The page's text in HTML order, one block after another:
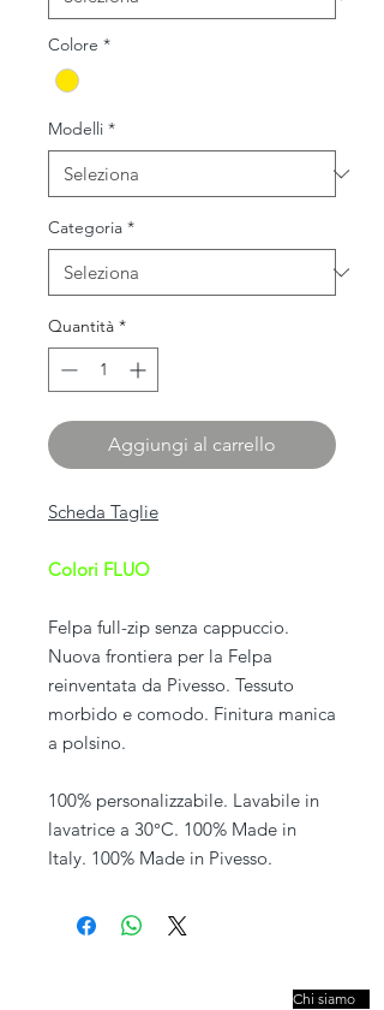
Colore *
Modelli *
Categoria *
Quantità *
Aggiungi al carrello
Scheda Taglie
Colori FLUO
Felpa full-zip senza cappuccio.
Nuova frontiera per la Felpa
reinventata da Pivesso. Tessuto
morbido e comodo. Finitura manica
a polsino.
100% personalizzabile. Lavabile in
lavatrice a 30°C. 100% Made in
Italy. 100% Made in Pivesso.
Chi siamo